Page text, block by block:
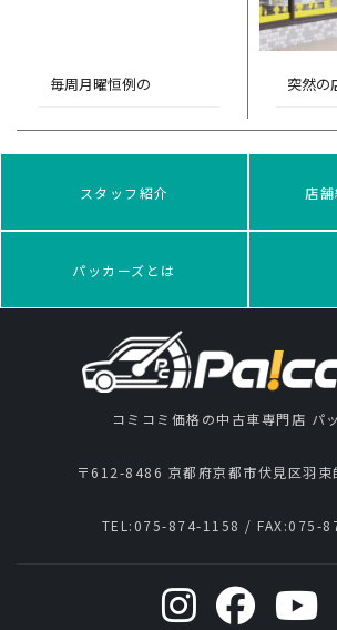
毎周月曜恒例の 突然の
スタッフ紹介 店
パッカーズとは
コミコミ価格の中古車専門店 パ
〒612-8486 京都府京都市伏見区羽束
TEL: 075-874-1158 / FAX:075-